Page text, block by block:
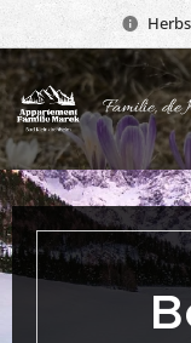
Familie, die